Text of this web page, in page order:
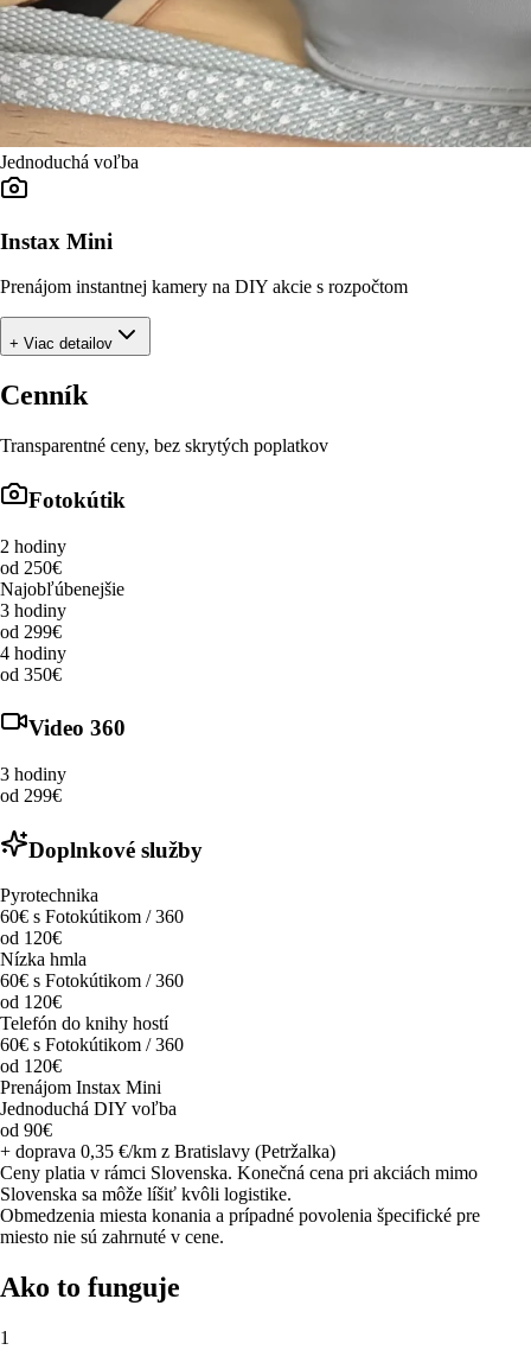
Jednoduchá voľba
Instax Mini
Prenájom instantnej kamery na DIY akcie s rozpočtom
+ Viac detailov
Cenník
Transparentné ceny, bez skrytých poplatkov
Fotokútik
2 hodiny
od 250€
Najobľúbenejšie
3 hodiny
od 299€
4 hodiny
od 350€
Video 360
3 hodiny
od 299€
Doplnkové služby
Pyrotechnika
60€ s Fotokútikom / 360
od 120€
Nízka hmla
60€ s Fotokútikom / 360
od 120€
Telefón do knihy hostí
60€ s Fotokútikom / 360
od 120€
Prenájom Instax Mini
Jednoduchá DIY voľba
od 90€
+ doprava 0,35 €/km z Bratislavy (Petržalka)
Ceny platia v rámci Slovenska. Konečná cena pri akciách mimo
Slovenska sa môže líšiť kvôli logistike.
Obmedzenia miesta konania a prípadné povolenia špecifické pre
miesto nie sú zahrnuté v cene.
Ako to funguje
1